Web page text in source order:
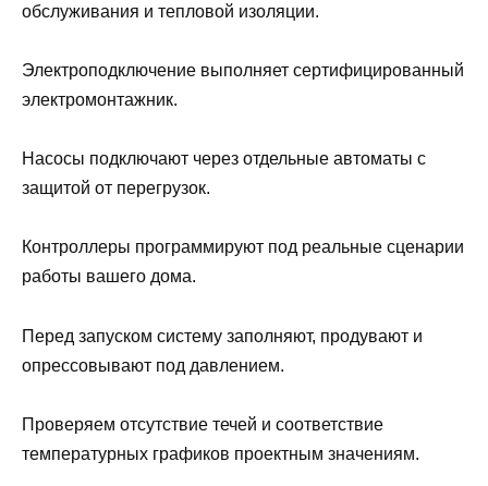
обслуживания и тепловой изоляции.
Электроподключение выполняет сертифицированный
электромонтажник.
Насосы подключают через отдельные автоматы с
защитой от перегрузок.
Контроллеры программируют под реальные сценарии
работы вашего дома.
Перед запуском систему заполняют, продувают и
опрессовывают под давлением.
Проверяем отсутствие течей и соответствие
температурных графиков проектным значениям.